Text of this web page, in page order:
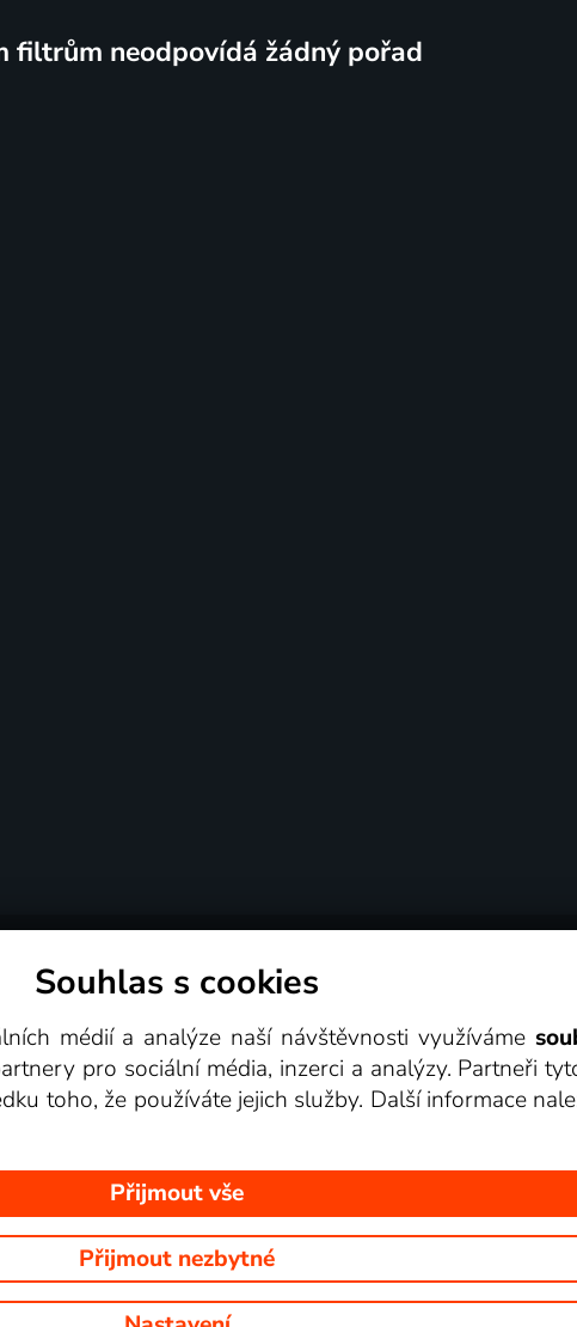
filtrům neodpovídá žádný pořad
Videotéka
jsou zobrazovány obrázky z pořadů TV stanic, které můžete sledovat v
Souhlas s cookies
médií a analýze naší návštěvnosti využíváme
pro sociální média, inzerci a analýzy. Partneři
toho, že používáte jejich služby. Další informace
Přijmout vše
Přijmout nezbytné